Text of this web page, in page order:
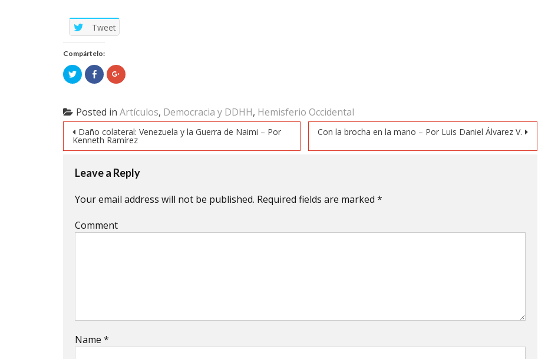
Tweet
Compártelo:
Click
to
share
(Opens
in
new
window)
Click
to
share
(Opens
in
new
window)
Click
to
(Opens
in
new
window)
Posted inArtículos, Democracia y DDHH, Hemisferio Occidental
Post navigation
Daño colateral: Venezuela y la Guerra de Naimi – Por
Kenneth Ramírez
Con la brocha en la mano – Por Luis Daniel Álvarez V.
Leave a Reply
Your email address will not be published. Required fields are marked*
Comment
Name*